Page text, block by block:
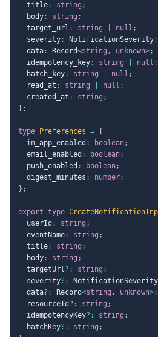
  title
: string ;
  body
: string ;
  target_url
: string null ;
  severity
: NotificationSeverity;
  data
: Record<string , unknown>;
  idempotency_key
: string null ;
  batch_key
: string null ;
  read_at
: string null ;
  created_at
: string ;
} ;
type Preferences = {
  in_app_enabled
: boolean;
  email_enabled
: boolean;
  push_enabled
: boolean;
  digest_minutes
: number;
} ;
export type
  userId
: string ;
  eventName
: string ;
  title
: string ;
  body
: string ;
  targetUrl
? : string ;
  severity
? : NotificationSeverity
  data
? : Record<string , unknown>;
  resourceId
? : string ;
  idempotencyKey
? : string ;
  batchKey
? : string ;